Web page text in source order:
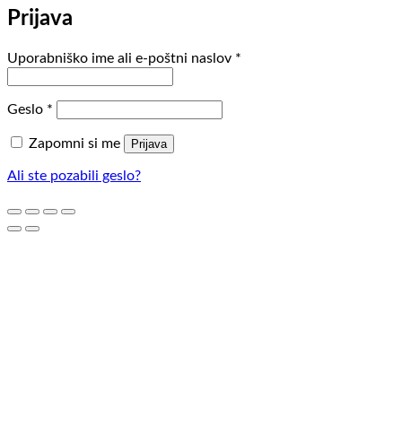
Prijava
Uporabniško ime ali e-poštni naslov *
Geslo *
Zapomni si me Prijava
Ali ste pozabili geslo?